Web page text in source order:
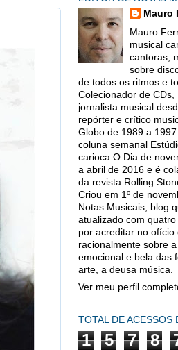
Mauro
Mauro
musical
cantoras,
sobre
de todos os ritmos e
Colecionador de CDs,
jornalista musical
repórter e crítico
Globo de 1989 a
coluna semanal
carioca O Dia de
a abril de 2016 e é
da revista Rolling
Criou em 1º de
Notas Musicais, blog
atualizado com
por acreditar no ofício
racionalmente sobre
emocional e bela das
arte, a deusa música.
Ver meu perfil
TOTAL DE ACESSOS
1 5 7 8